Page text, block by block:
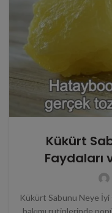
Kükürt
Faydaları
Kükürt Sabunu Neye